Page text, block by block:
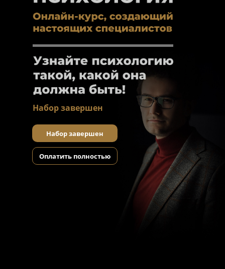
Набор завершен
Оплатить полностью
Набор завершен